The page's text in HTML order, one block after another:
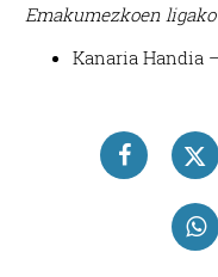
Emakumezkoen
Kanaria Handia